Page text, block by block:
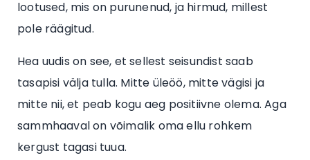
lootused, mis on purunenud, ja hirmud, millest
pole räägitud.
Hea uudis on see, et sellest seisundist saab
tasapisi välja tulla. Mitte üleöö, mitte vägisi ja
mitte nii, et peab kogu aeg positiivne olema. Aga
sammhaaval on võimalik oma ellu rohkem
kergust tagasi tuua.